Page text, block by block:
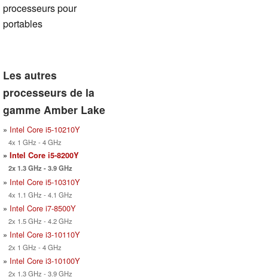
processeurs pour
portables
Les autres
processeurs de la
gamme Amber Lake
» Intel Core i5-10210Y
4x 1 GHz - 4 GHz
» Intel Core i5-8200Y
2x 1.3 GHz - 3.9 GHz
» Intel Core i5-10310Y
4x 1.1 GHz - 4.1 GHz
» Intel Core i7-8500Y
2x 1.5 GHz - 4.2 GHz
» Intel Core i3-10110Y
2x 1 GHz - 4 GHz
» Intel Core i3-10100Y
2x 1.3 GHz - 3.9 GHz